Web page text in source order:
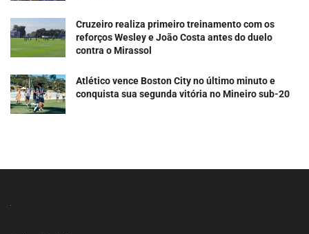
Cruzeiro realiza primeiro treinamento com os
reforços Wesley e João Costa antes do duelo
contra o Mirassol
Atlético vence Boston City no último minuto e
conquista sua segunda vitória no Mineiro sub-20